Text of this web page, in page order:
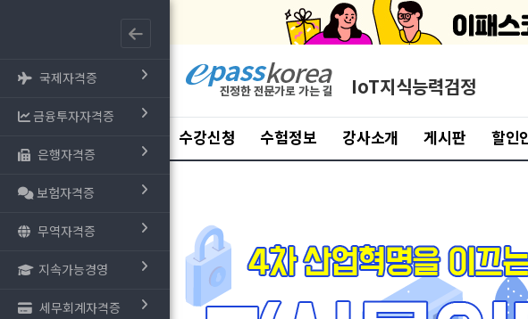
국제자격증
금융투자자격증
은행자격증
보험자격증
무역자격증
지속가능경영
세무회계자격증
IoT지식능력검정
수강신청 수험정보 강사소개 게시판 할인